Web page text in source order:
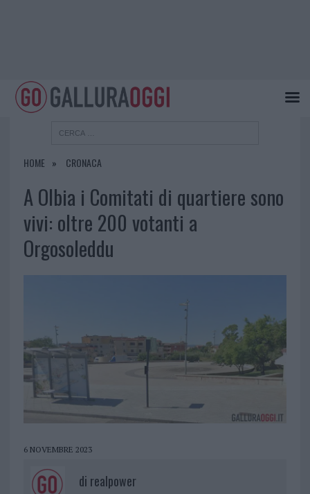
HOME CRONACA
A Olbia i Comitati di quartiere sono
vivi: oltre 200 votanti a
Orgosoleddu
6 NOVEMBRE 2023
di realpower